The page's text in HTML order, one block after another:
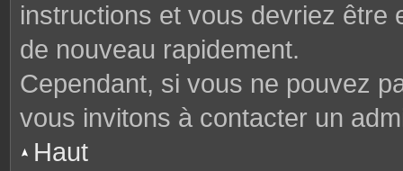
instructions et vous devriez être
de nouveau rapidement.
Cependant, si vous ne pouvez
vous invitons à contacter un
Haut